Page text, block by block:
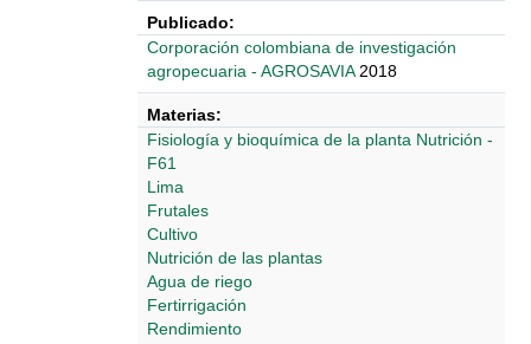
Publicado:
‎‎Corporación colombiana de investigación
agropecuaria - AGROSAVIA 2018
Materias:
Fisiología y bioquímica de la planta Nutrición -
F61
Lima
Frutales
Cultivo
Nutrición de las plantas
Agua de riego
Fertirrigación
Rendimiento